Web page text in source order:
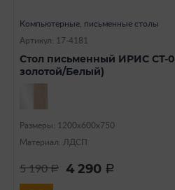
Компьютерные, письменные столы
Артикул: 17-4181
Стол письменный ИРИС СТ-
золотой/Белый)
Размеры: 1200х600х750
Материал: ЛДСП
5 190a 4 290 a